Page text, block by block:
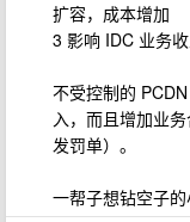
扩容，成本增加
3 影响 IDC 业务收
不受控制的
入，而且增加业
发罚单）。
一帮子想钻空子的